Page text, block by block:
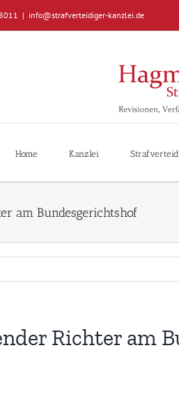
| info@strafverteidiger-kanzlei.de
Home Kanzlei
am Bundesgerichtshof
Richter am